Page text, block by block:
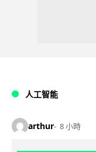
人工智能
arthur 8 小時